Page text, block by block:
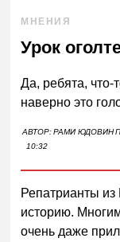
МНЕНИЯ
Урок
Да, ребята, что-
наверно это
АВТОР:РАМИ ЮДОВИН
10:32
Репатрианты
историю.
очень даже